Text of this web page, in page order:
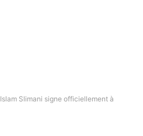
Islam Slimani signe officiellement à